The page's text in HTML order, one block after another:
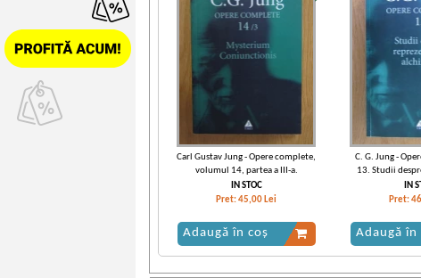
Carl Gustav Jung - Opere complete,
volumul 14, partea a III-a.
Mysterium Coniunctionis
IN STOC
Pret:45,00 Lei
Adaugă în coș
C. G. Jung -
13. Studii
IN
Pret:
Adaugă în